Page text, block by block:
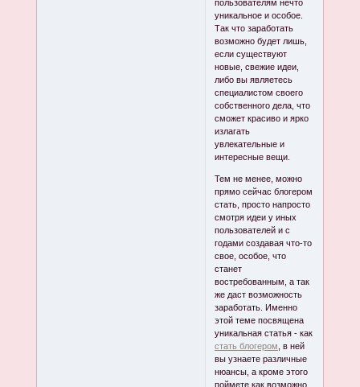
пользователям нечто
уникальное и особое.
Так что заработать
возможно будет лишь,
если существуют
новые, свежие идеи,
либо вы являетесь
специалистом своего
собственного дела, что
сможет красиво и ярко
излагать
увлекательные и
интересные вещи.
Тем не менее, можно
прямо сейчас блогером
стать, просто напросто
смотря идеи у иных
пользователей и с
годами создавая что-то
свое, особое, что
станет
востребованным, а так
же даст возможность
заработать. Именно
этой теме посвящена
уникальная статья - как
стать блогером , в ней
вы узнаете различные
нюансы, а кроме этого
поймете как возможно